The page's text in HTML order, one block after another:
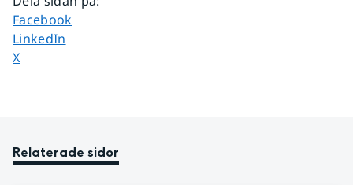
Dela sidan på
Facebook
Dela sidan på
LinkedIn
Dela sidan på
X
Relaterade sidor